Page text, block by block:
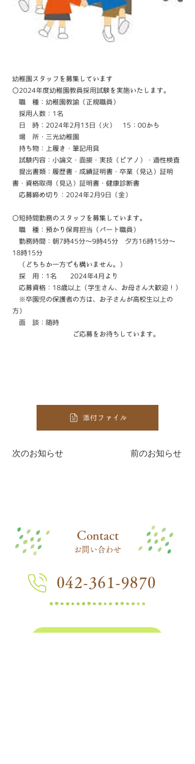
幼稚園スタッフを募集しています
〇2024年度幼稚園教員採用試験を実施いたします。
職 種：幼稚園教諭（正規職員）
採用人数：1名
日 時：2024年2月13日（火） 15：00から
場 所・三光幼稚園
持ち物：上履き・筆記用具
試験内容：小論文・面接・実技（ピアノ）・適性検査
提出書類：履歴書・成績証明書・卒業（見込）証明
書・資格取得（見込）証明書・健康診断書
応募締め切り：2024年2月9日（金）
〇短時間勤務のスタッフを募集しています。
職 種：預かり保育担当（パート職員）
勤務時間：朝7時45分～9時45分 夕方16時15分～
18時15分
（どちらか一方でも構いません。）
採 用：1名 2024年4月より
応募資格：18歳以上（学生さん、お母さん大歓迎！）
※卒園児の保護者の方は、お子さんが高校生以上の
方）
面 談：随時
ご応募をお待ちしています。
添付ファイル
次のお知らせ 前のお知らせ
​Contact
お問い合わせ
042-361-9870